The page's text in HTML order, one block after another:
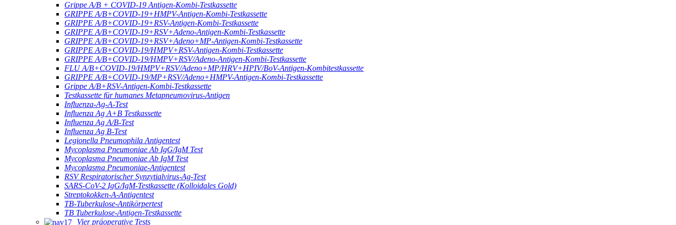
Grippe A/B + COVID-19 Antigen-Kombi-Testkassette
GRIPPE A/B+COVID-19+HMPV-Antigen-Kombi-Testkassette
GRIPPE A/B+COVID-19+RSV-Antigen-Kombi-Testkassette
GRIPPE A/B+COVID-19+RSV+Adeno-Antigen-Kombi-Testkassette
GRIPPE A/B+COVID-19+RSV+Adeno+MP-Antigen-Kombi-Testkassette
GRIPPE A/B+COVID-19/HMPV+RSV-Antigen-Kombi-Testkassette
GRIPPE A/B+COVID-19/HMPV+RSV/Adeno-Antigen-Kombi-Testkassette
FLU A/B+COVID-19/HMPV+RSV/Adeno+MP/HRV+HPIV/BoV-Antigen-Kombitestkassette
GRIPPE A/B+COVID-19/MP+RSV/Adeno+HMPV-Antigen-Kombi-Testkassette
Grippe A/B+RSV-Antigen-Kombi-Testkassette
Testkassette für humanes Metapneumovirus-Antigen
Influenza-Ag-A-Test
Influenza Ag A+B Testkassette
Influenza Ag A/B-Test
Influenza Ag B-Test
Legionella Pneumophila Antigentest
Mycoplasma Pneumoniae Ab IgG/IgM Test
Mycoplasma Pneumoniae Ab IgM Test
Mycoplasma Pneumoniae-Antigentest
RSV Respiratorischer Synzytialvirus-Ag-Test
SARS-CoV-2 IgG/IgM-Testkassette (Kolloidales Gold)
Streptokokken-A-Antigentest
TB-Tuberkulose-Antikörpertest
TB Tuberkulose-Antigen-Testkassette
Vier präoperative Tests